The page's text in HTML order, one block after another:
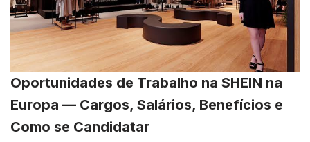
Oportunidades de Trabalho na SHEIN na
Europa — Cargos, Salários, Benefícios e
Como se Candidatar